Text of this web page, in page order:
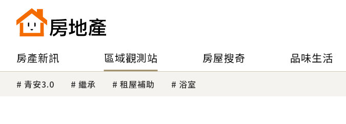
房產新訊 區域觀測站 房屋搜奇 品味生活
青安3.0 繼承 租屋補助 浴室